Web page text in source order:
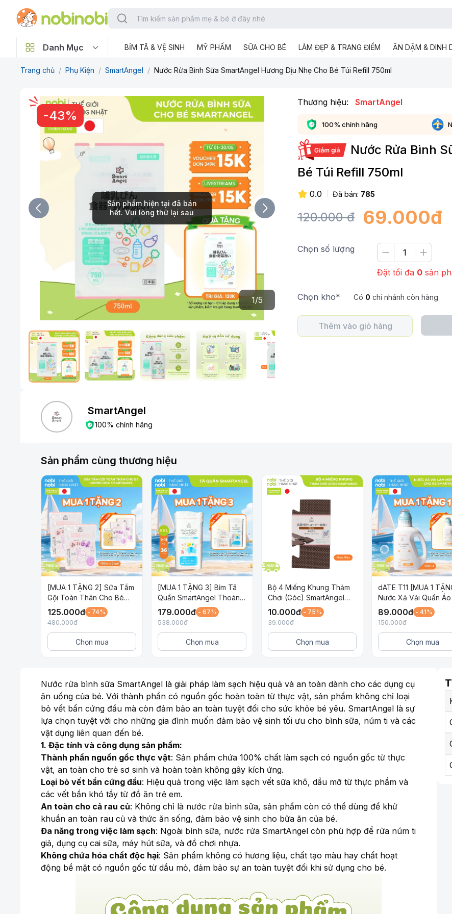
Danh Mục BỈM TÃ & VỆ SINH MỸ PHẨM SỮA CHO BÉ LÀM ĐẸP & TRANG ĐIỂM ĂN DẶM & DINH
Trang chủ / Phụ Kiện / SmartAngel / Nước Rửa Bình Sữa SmartAngel Hương Dịu Nhẹ Cho Bé Túi Refill 750ml
-43%
1/5
Sản phẩm hiện tại đã bán
hết. Vui lòng thử lại sau
Thương hiệu: SmartAngel
100% chính hãng
Nước Rửa Bình
Bé Túi Refill 750ml
0.0 Đã bán: 785
120.000đ 69.000đ
Chọn số lượng
Đặt tối đa 0 sản
Chọn kho* Có 0 chi nhánh còn hàng
Thêm vào giỏ hàng
SmartAngel
100% chính hãng
Sản phẩm cùng thương hiệu
[MUA 1 TẶNG 2] Sữa Tắm
Gội Toàn Thân Cho Bé
Awapiyo SmartAngel Dịu
Nhẹ Lành Tính Hương Hoa
125.000đ - 74%
480.000đ
Chọn mua
[MUA 1 TẶNG 3] Bỉm Tã
Quần SmartAngel Thoáng
Khí và Thấm Hút Cho Bé
Size BIG XXL36
179.000đ - 67%
538.000đ
Chọn mua
Bộ 4 Miếng Khung Thảm
Chơi (Góc) SmartAngel
(Màu Nâu)
10.000đ - 75%
39.000đ
Chọn mua
dATE T11 [MUA 1
Nước Xả Vải Quần Áo
Em SmartAngel Dịu
An Toàn và Lành Tính
89.000đ - 41%
150.000đ
Chọn mua
Nước rửa bình sữa SmartAngel là giải pháp làm sạch hiệu quả và an toàn dành cho các dụng cụ
ăn uống của bé. Với thành phần có nguồn gốc hoàn toàn từ thực vật, sản phẩm không chỉ loại
bỏ vết bẩn cứng đầu mà còn đảm bảo an toàn tuyệt đối cho sức khỏe bé yêu. SmartAngel là sự
lựa chọn tuyệt vời cho những gia đình muốn đảm bảo vệ sinh tối ưu cho bình sữa, núm ti và các
vật dụng liên quan đến bé.
1. Đặc tính và công dụng sản phẩm:
Thành phần nguồn gốc thực vật: Sản phẩm chứa 100% chất làm sạch có nguồn gốc từ thực
vật, an toàn cho trẻ sơ sinh và hoàn toàn không gây kích ứng.
Loại bỏ vết bẩn cứng đầu: Hiệu quả trong việc làm sạch vết sữa khô, dầu mỡ từ thực phẩm và
các vết bẩn khó tẩy từ đồ ăn trẻ em.
An toàn cho cả rau củ: Không chỉ là nước rửa bình sữa, sản phẩm còn có thể dùng để khử
khuẩn an toàn rau củ và thức ăn sống, đảm bảo vệ sinh cho bữa ăn của bé.
Đa năng trong việc làm sạch: Ngoài bình sữa, nước rửa SmartAngel còn phù hợp để rửa núm ti
giả, dụng cụ cai sữa, máy hút sữa, và đồ chơi nhựa.
Không chứa hóa chất độc hại: Sản phẩm không có hương liệu, chất tạo màu hay chất hoạt
động bề mặt có nguồn gốc từ dầu mỏ, đảm bảo sự an toàn tuyệt đối khi sử dụng cho bé.